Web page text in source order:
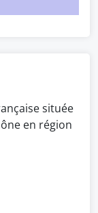
située
en région